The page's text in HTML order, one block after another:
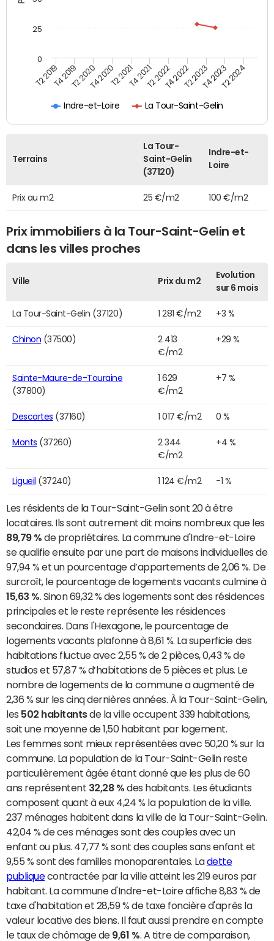
Indre-et-Loire La Tour-Saint-Gelin
T2 2019T4 2019T2 2020T4 2020T2 2021T4 2021T2 2022T4 2022T2 2023T4 2023T2 2024
0
25
Terrains
La Tour-
Saint-Gelin
(37120)
Indre-et-
Loire
Prix au m2 25 €/m2 100 €/m2
Prix immobiliers à la Tour-Saint-Gelin et
dans les villes proches
Ville Prix du m2
Evolution
sur 6 mois
La Tour-Saint-Gelin (37120) 1 281 €/m2 +3 %
Chinon (37500)
2 413
€/m2
+29 %
Sainte-Maure-de-Touraine
(37800)
1 629
€/m2
+7 %
Descartes (37160) 1 017 €/m2 0 %
Monts (37260)
2 344
€/m2
+4 %
Ligueil (37240) 1 124 €/m2 -1 %
Les résidents de la Tour-Saint-Gelin sont 20 à être
locataires. Ils sont autrement dit moins nombreux que les
89,79 % de propriétaires. La commune d'Indre-et-Loire
se qualifie ensuite par une part de maisons individuelles de
97,94 % et un pourcentage d’appartements de 2,06 %. De
surcroît, le pourcentage de logements vacants culmine à
15,63 % . Sinon 69,32 % des logements sont des résidences
principales et le reste représente les résidences
secondaires. Dans l'Hexagone, le pourcentage de
logements vacants plafonne à 8,61 %. La superficie des
habitations fluctue avec 2,55 % de 2 pièces, 0,43 % de
studios et 57,87 % d’habitations de 5 pièces et plus. Le
nombre de logements de la commune a augmenté de
2,36 % sur les cinq dernières années. À la Tour-Saint-Gelin,
les 502 habitantsde la ville occupent 339 habitations,
soit une moyenne de 1,50 habitant par logement.
Les femmes sont mieux représentées avec 50,20 % sur la
commune. La population de la Tour-Saint-Gelin reste
particulièrement âgée étant donné que les plus de 60
ans représentent 32,28 % des habitants. Les étudiants
composent quant à eux 4,24 % la population de la ville.
237 ménages habitent dans la ville de la Tour-Saint-Gelin.
42,04 % de ces ménages sont des couples avec un
enfant ou plus. 47,77 % sont des couples sans enfant et
9,55 % sont des familles monoparentales. Ladette
publiquecontractée par la ville atteint les 219 euros par
habitant. La commune d'Indre-et-Loire affiche 8,83 % de
taxe d'habitation et 28,59 % de taxe foncière d'après la
valeur locative des biens. Il faut aussi prendre en compte
le taux de chômage de 9,61 % . A titre de comparaison,